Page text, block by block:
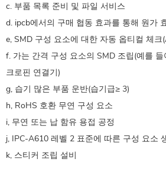
c. 부품 목록 준비 및 파일 서비스
d. ipcb에서의 구매 협동 효과를 통해 원가
e, SMD 구성 요소에 대한 자동 옵티컬 체크
f. 가는 간격 구성 요소의 SMD 조립(예를 들
크로핀 연결기)
g, 습기 많은 부품 운반(습기급≥ 3)
h, RoHS 호환 무연 구성 요소
i, 무연 또는 납 함유 용접 공정
j, IPC-A610 레벨 2 표준에 따른 구성 요소
k, 스티커 조립 설비